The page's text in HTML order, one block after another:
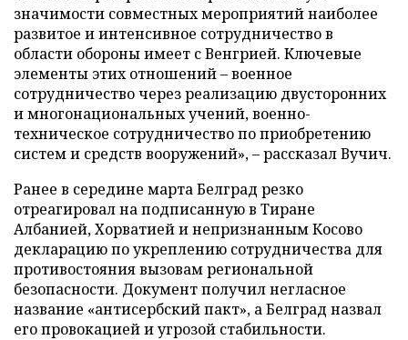
значимости совместных мероприятий наиболее
развитое и интенсивное сотрудничество в
области обороны имеет с Венгрией. Ключевые
элементы этих отношений – военное
сотрудничество через реализацию двусторонних
и многонациональных учений, военно-
техническое сотрудничество по приобретению
систем и средств вооружений», – рассказал Вучич.
Ранее в середине марта Белград резко
отреагировал на подписанную в Тиране
Албанией, Хорватией и непризнанным Косово
декларацию по укреплению сотрудничества для
противостояния вызовам региональной
безопасности. Документ получил негласное
название «антисербский пакт», а Белград назвал
его провокацией и угрозой стабильности.